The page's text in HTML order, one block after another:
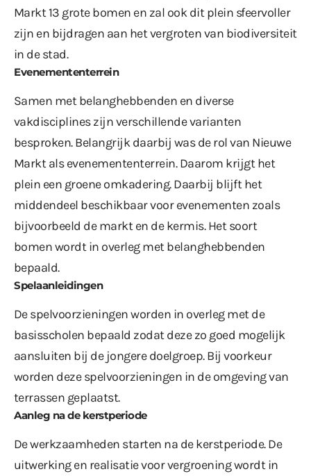
Markt 13 grote bomen en zal ook dit plein sfeervoller
zijn en bijdragen aan het vergroten van biodiversiteit
in de stad.
Evenemententerrein
Samen met belanghebbenden en diverse
vakdisciplines zijn verschillende varianten
besproken. Belangrijk daarbij was de rol van Nieuwe
Markt als evenemententerrein. Daarom krijgt het
plein een groene omkadering. Daarbij blijft het
middendeel beschikbaar voor evenementen zoals
bijvoorbeeld de markt en de kermis. Het soort
bomen wordt in overleg met belanghebbenden
bepaald.
Spelaanleidingen
De spelvoorzieningen worden in overleg met de
basisscholen bepaald zodat deze zo goed mogelijk
aansluiten bij de jongere doelgroep. Bij voorkeur
worden deze spelvoorzieningen in de omgeving van
terrassen geplaatst.
Aanleg na de kerstperiode
De werkzaamheden starten na de kerstperiode. De
uitwerking en realisatie voor vergroening wordt in